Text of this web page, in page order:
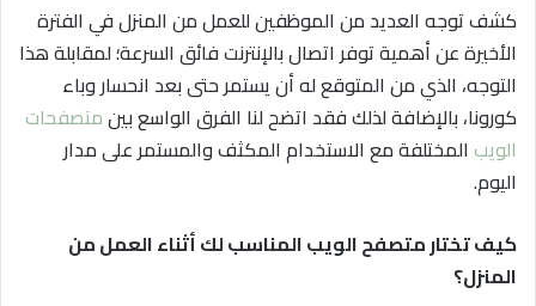
ا
كشف توجه العديد من الموظفين للعمل من المنزل في الفترة
الأخيرة عن أهمية توفر اتصال بالإنترنت فائق السرعة؛ لمقابلة هذا
التوجه، الذي من المتوقع له أن يستمر حتى بعد انحسار وباء
كورونا، بالإضافة لذلك فقد اتضح لنا الفرق الواسع بينمتصفحات
الويب المختلفة مع الاستخدام المكثف والمستمر على مدار
اليوم.
كيف تختار متصفح الويب المناسب لك أثناء العمل من
المنزل؟